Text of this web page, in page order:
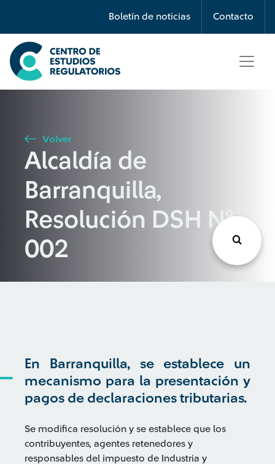
Boletín de noticias Contacto
Búsqueda
Seleccione país
Buscar
Volver
Alcaldía de
Barranquilla,
Resolución DSH N°
002
En Barranquilla, se establece un
mecanismo para la presentación y
pagos de declaraciones tributarias.
Se modifica resolución y se establece que los
contribuyentes, agentes retenedores y
responsables del impuesto de Industria y